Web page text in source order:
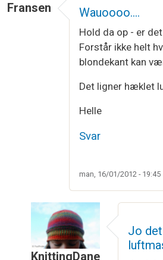
Fransen
Wauoooo....
Hold da op - er
Forstår ikke helt
blondekant kan
Det ligner hæklet
Helle
Svar
man, 16/01/2012 - 19:45
KnittingDane
Jo